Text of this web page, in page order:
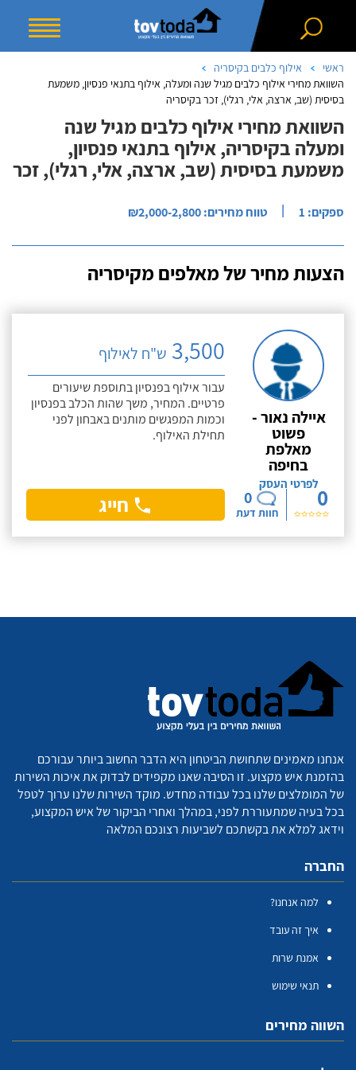
ראשי
אילוף כלבים בקיסריה
השוואת מחירי אילוף כלבים מגיל שנה ומעלה, אילוף בתנאי פנסיון, משמעת
בסיסית (שב, ארצה, אלי, רגלי), זכר בקיסריה
השוואת מחירי אילוף כלבים מגיל שנה
ומעלה בקיסריה, אילוף בתנאי פנסיון,
משמעת בסיסית (שב, ארצה, אלי, רגלי), זכר
ספקים: 1 | טווח מחירים: ₪2,000-2,800
הצעות מחיר של מאלפים מקיסריה
איילה נאור -
פשוט
מאלפת
בחיפה
לפרטי העסק0
0
חוות דעת
3,500 ש"ח לאילוף
עבור אילוף בפנסיון בתוספת שיעורים
פרטיים. המחיר, משך שהות הכלב בפנסיון
וכמות המפגשים מותנים באבחון לפני
תחילת האילוף.
חייג
אנחנו מאמינים שתחושת הביטחון היא הדבר החשוב ביותר עבורכם
בהזמנת איש מקצוע. זו הסיבה שאנו מקפידים לבדוק את איכות השירות
של המומלצים שלנו בכל עבודה מחדש. מוקד השירות שלנו ערוך לטפל
בכל בעיה שמתעוררת לפני, במהלך ואחרי הביקור של איש המקצוע,
וידאג למלא את בקשתכם לשביעות רצונכם המלאה
החברה
למה אנחנו?
איך זה עובד
אמנת שרות
תנאי שימוש
השווה מחירים